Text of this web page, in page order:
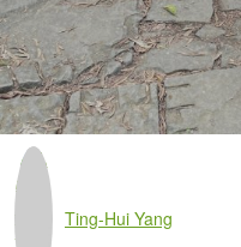
Ting-Hui Yang